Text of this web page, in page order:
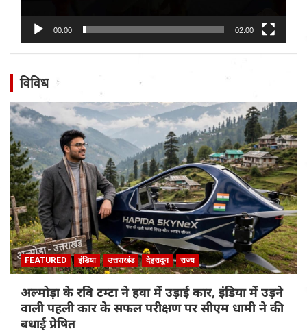
00:00 02:00
विविध
FEATURED इंडिया उत्तराखंड देहरादून राज्य
अल्मोड़ा के रवि टम्टा ने हवा में उड़ाई कार, इंडिया में उड़ने
वाली पहली कार के सफल परीक्षण पर सीएम धामी ने की
बधाई प्रेषित